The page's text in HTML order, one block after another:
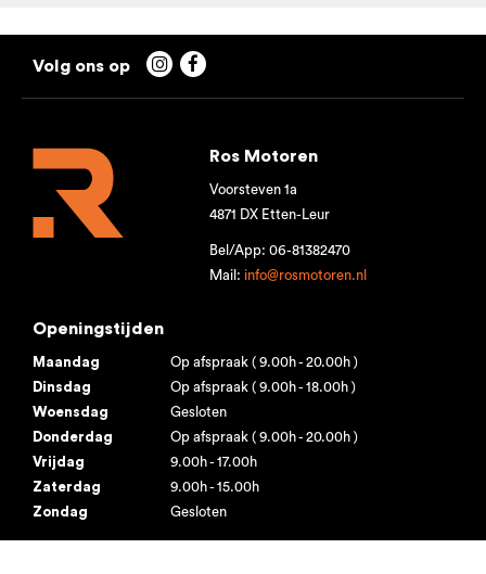
 
Ros Motoren
Voorsteven 1a
4871 DX Etten-Leur
Bel/App: 06-81382470
Mail:info@rosmotoren.nl
Openingstijden
Maandag
Op afspraak ( 9.00h - 20.00h )
Dinsdag
Op afspraak ( 9.00h - 18.00h )
Woensdag
Gesloten
Donderdag
Op afspraak ( 9.00h - 20.00h )
Vrijdag
9.00h - 17.00h
Zaterdag
9.00h - 15.00h
Zondag
Gesloten